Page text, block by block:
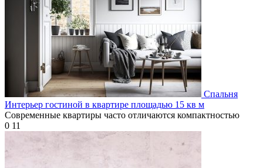
Спальня
Интерьер гостиной в квартире площадью 15 кв м
Современные квартиры часто отличаются компактностью
0 11